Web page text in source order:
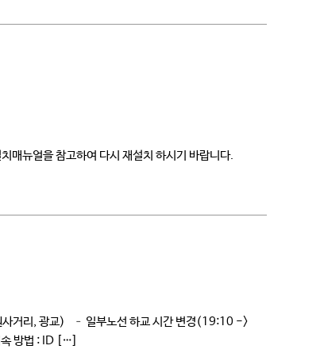
매뉴얼을 참고하여 다시 재설치 하시기 바랍니다.
사거리, 광교) – 일부노선 하교 시간 변경(19:10 ->
방법 : ID […]